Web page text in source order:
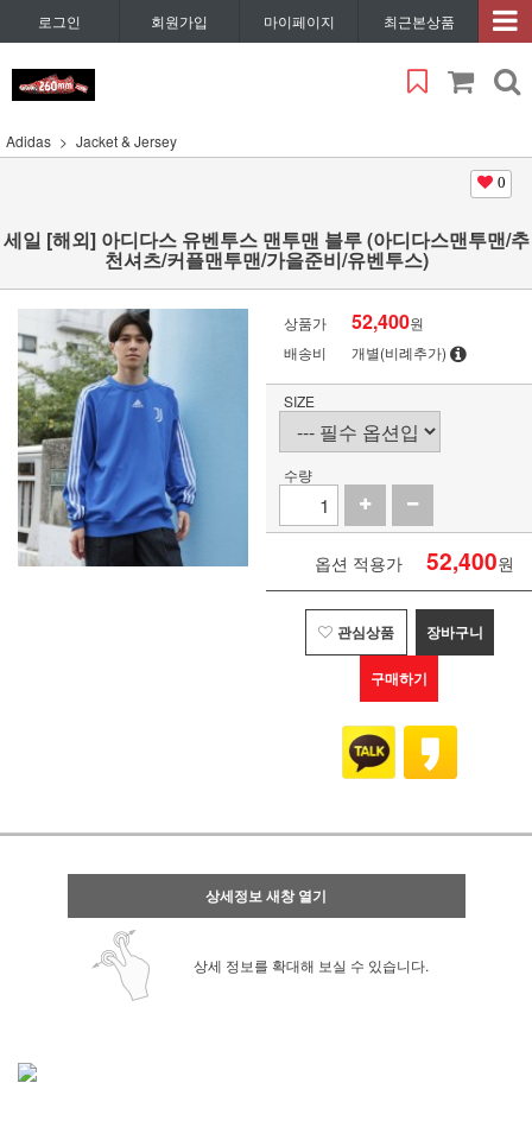
로그인 회원가입 마이페이지 최근본상품
Adidas Jacket & Jersey
0
세일 [해외] 아디다스 유벤투스 맨투맨 블루 (아디다스맨투맨/추
천셔츠/커플맨투맨/가을준비/유벤투스)
상품가 52,400원
배송비
개별(비례추가)
SIZE
수량
옵션 적용가 52,400원
관심상품 장바구니
구매하기
상세정보 새창 열기
상세 정보를 확대해 보실 수 있습니다.